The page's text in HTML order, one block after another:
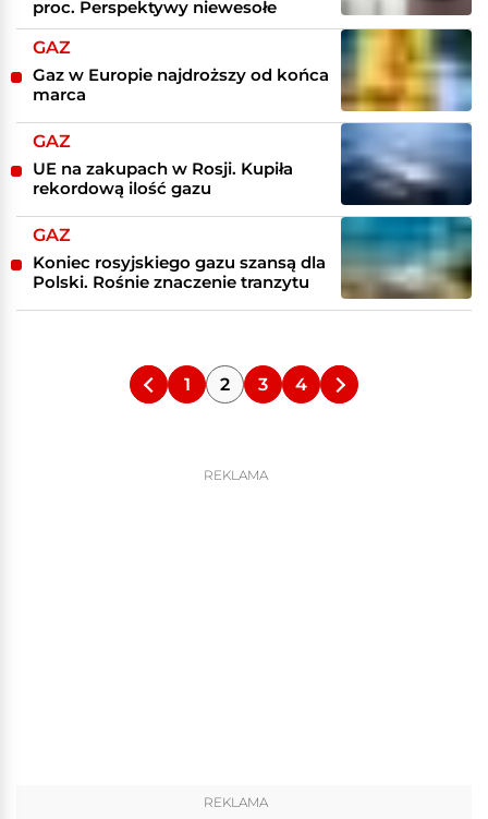
proc. Perspektywy niewesołe
GAZ
Gaz w Europie najdroższy od końca
marca
GAZ
UE na zakupach w Rosji. Kupiła
rekordową ilość gazu
GAZ
Koniec rosyjskiego gazu szansą dla
Polski. Rośnie znaczenie tranzytu
1 2 3 4
REKLAMA
REKLAMA